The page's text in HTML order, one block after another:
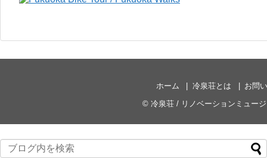
ホーム 冷泉荘とは
お問
© 冷泉荘 / リノベーションミュー